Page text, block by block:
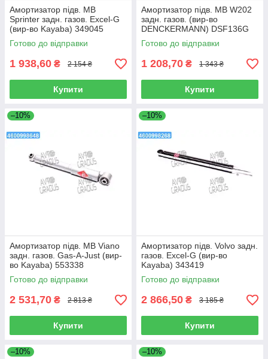
Амортизатор підв. MB
Sprinter задн. газов. Excel-G
(вир-во Kayaba) 349045
Готово до відправки
1 938,60 ₴ 2 154 ₴
Купити
Амортизатор підв. MB W202
задн. газов. (вир-во
DENCKERMANN) DSF136G
Готово до відправки
1 208,70 ₴ 1 343 ₴
Купити
–10%
Амортизатор підв. MB Viano
задн. газов. Gas-A-Just (вир-
во Kayaba) 553338
Готово до відправки
2 531,70 ₴ 2 813 ₴
Купити
–10%
Амортизатор підв. Volvo задн.
газов. Excel-G (вир-во
Kayaba) 343419
Готово до відправки
2 866,50 ₴ 3 185 ₴
Купити
–10% –10%